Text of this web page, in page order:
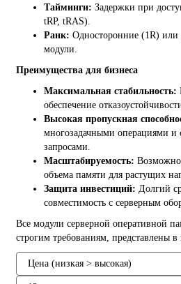
Тайминги: Задержки при
tRP, tRAS).
Ранк: Односторонние (1R) или
модули.
Преимущества для бизнеса
Максимальная стабильность:
обеспечение
Высокая пропускная
многозадачными операциями
запросами.
Масштабируемость:
объема памяти для растущих
Защита инвестиций: Долгий
совместимость с серверным
Все модули серверной оперативной
строгим требованиям, представлены в